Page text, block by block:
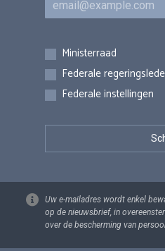
Inschrijvingen
Ministerraad
Federale
Federale instellingen
Uw e-mailadres wordt enkel
op de nieuwsbrief, in
over de bescherming van